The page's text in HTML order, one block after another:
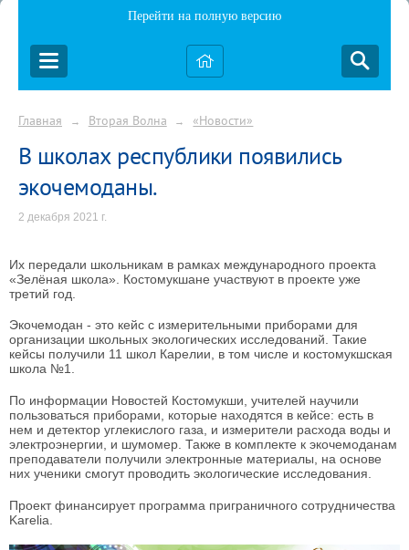
Перейти на полную версию
Главная → Вторая Волна → «Новости»
В школах республики появились
экочемоданы.
2 декабря 2021 г.
Их передали школьникам в рамках международного проекта
«Зелёная школа». Костомукшане участвуют в проекте уже
третий год.
Экочемодан - это кейс с измерительными приборами для
организации школьных экологических исследований. Такие
кейсы получили 11 школ Карелии, в том числе и костомукшская
школа №1.
По информации Новостей Костомукши, учителей научили
пользоваться приборами, которые находятся в кейсе: есть в
нем и детектор углекислого газа, и измерители расхода воды и
электроэнергии, и шумомер. Также в комплекте к экочемоданам
преподаватели получили электронные материалы, на основе
них ученики смогут проводить экологические исследования.
Проект финансирует программа приграничного сотрудничества
Karelia.